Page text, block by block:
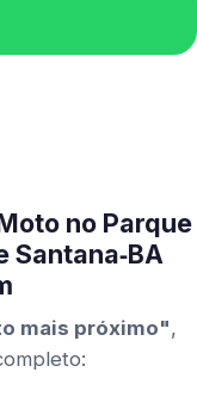
no Parque
Santana‑BA
mais próximo",